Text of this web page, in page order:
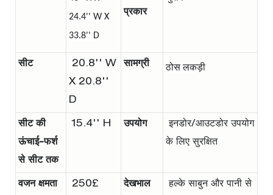
24.4'' W X
33.8'' D
प्रकार
सीट
20.8'' W
X 20.8''
D
सामग्री ठोस लकड़ी
सीट की
ऊंचाई-फर्श
से सीट तक
15.4'' H उपयोग
इनडोर/आउटडोर उपयोग
के लिए सुरक्षित
वजन क्षमता
250£ देखभाल
हल्के साबुन और पानी से